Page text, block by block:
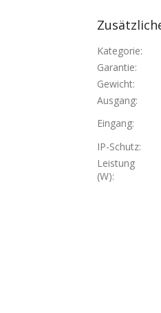
Kategorie:
Garantie:
Gewicht:
Ausgang:
Eingang:
IP-Schutz:
Leistung
(W):